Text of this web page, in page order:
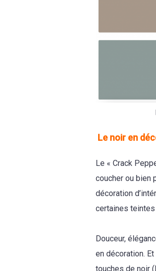
Le noir en
Le « Crack
coucher ou bien
décoration
certaines
Douceur,
en décoration.
touches de noir